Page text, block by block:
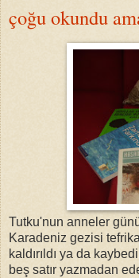
çoğu okundu
Tutku'nun anneler
Karadeniz gezisi
kaldırıldı ya da
beş satır yazmadan